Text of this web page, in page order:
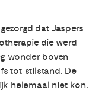
dat Jaspers
die werd
wonder boven
tot stilstand. De
helemaal niet kon.